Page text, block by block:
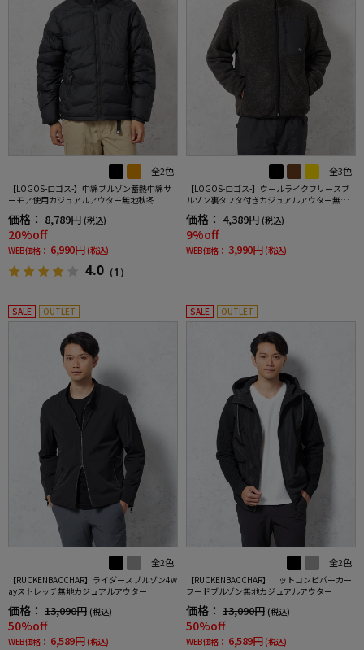
全2色
【LOGOS-ロゴス-】中綿ブルゾン蓄熱中綿サ
ーモア使用カジュアルアウター無地秋冬
価格： 8,789円 (税込)
20%off
WEB価格： 6,990円 (税込)
4.0 （1）
全3色
【LOGOS-ロゴス-】ウールライクフリースブ
ルゾン裏タフタ付きカジュアルアウター無地
秋冬
価格： 4,389円 (税込)
9%off
WEB価格： 3,990円 (税込)
SALE OUTLET
全2色
【RUCKENBACCHAR】ライダースブルゾン4w
ayストレッチ無地カジュアルアウター
価格： 13,090円 (税込)
50%off
WEB価格： 6,589円 (税込)
SALE OUTLET
全2色
【RUCKENBACCHAR】ニットコンビパーカー
フードブルゾン無地カジュアルアウター
価格： 13,090円 (税込)
50%off
WEB価格： 6,589円 (税込)